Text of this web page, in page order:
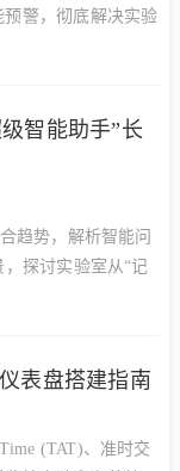
警，彻底解决实验
智能助手”长
趋势，解析智能问
探讨实验室从“记
表盘搭建指南
(TAT)、准时交